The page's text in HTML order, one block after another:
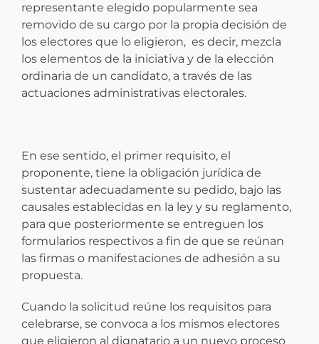
representante elegido popularmente sea
removido de su cargo por la propia decisión de
los electores que lo eligieron, es decir, mezcla
los elementos de la iniciativa y de la elección
ordinaria de un candidato, a través de las
actuaciones administrativas electorales.
En ese sentido, el primer requisito, el
proponente, tiene la obligación jurídica de
sustentar adecuadamente su pedido, bajo las
causales establecidas en la ley y su reglamento,
para que posteriormente se entreguen los
formularios respectivos a fin de que se reúnan
las firmas o manifestaciones de adhesión a su
propuesta.
Cuando la solicitud reúne los requisitos para
celebrarse, se convoca a los mismos electores
que eligieron al dignatario a un nuevo proceso